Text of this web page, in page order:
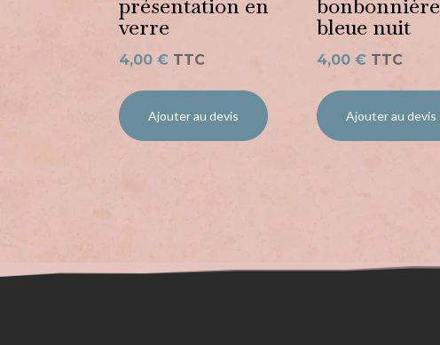
présentation en
verre
4,00€ TTC
Ajouter au devis
bonbonnière
bleue nuit
4,00€ TTC
Ajouter au devis